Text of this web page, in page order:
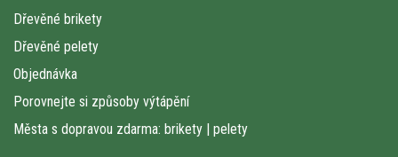
Dřevěné brikety
Dřevěné pelety
Objednávka
Porovnejte si způsoby výtápění
Města s dopravou zdarma: brikety | pelety